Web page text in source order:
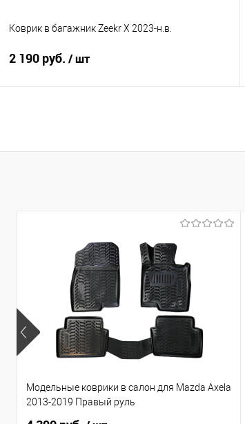
Коврик в багажник Zeekr X 2023-н.в.
2 190 руб. / шт
Купить в 1 клик
Сравнение
Модельные коврики в салон для Mazda Axela
2013-2019 Правый руль